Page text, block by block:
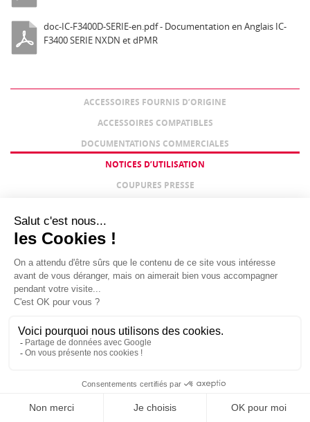
doc-IC-F3400D-SERIE-en.pdf - Documentation en Anglais IC-
F3400 SERIE NXDN et dPMR
ACCESSOIRES FOURNIS D’ORIGINE
ACCESSOIRES COMPATIBLES
DOCUMENTATIONS COMMERCIALES
NOTICES D’UTILISATION
COUPURES PRESSE
not-IC-F3400D-SERIE-NXDN-notice-en.pdf - Notice d'utilisation
IC-F3400D SERIE (NXDN)
not-IC-F3400D-series-precautions-en.pdf - Précautions en
Anglais
instructions
fournies gracieusement avec les équipements achetés au sein de notre
En revanche, pour tout produit qui n’a pas été acquis auprès de nos
distributeurs, toute demande de notice est susceptible de faire l’objet